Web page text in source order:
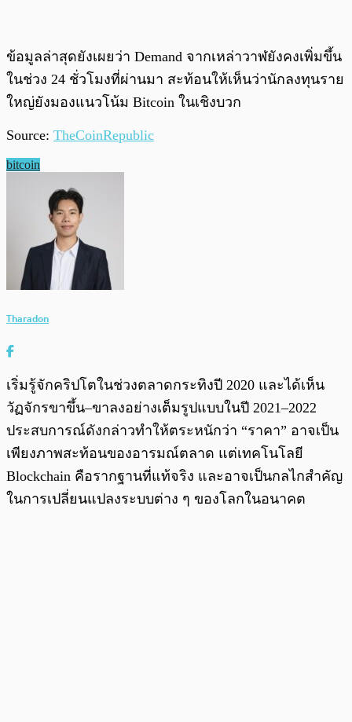
ข้อมูลล่าสุดยังเผยว่า Demand จากเหล่าวาฬยังคงเพิ่มขึ้น
ในช่วง 24 ชั่วโมงที่ผ่านมา สะท้อนให้เห็นว่านักลงทุนราย
ใหญ่ยังมองแนวโน้ม Bitcoin ในเชิงบวก
Source: TheCoinRepublic
bitcoin
Tharadon
เริ่มรู้จักคริปโตในช่วงตลาดกระทิงปี 2020 และได้เห็น
วัฏจักรขาขึ้น–ขาลงอย่างเต็มรูปแบบในปี 2021–2022
ประสบการณ์ดังกล่าวทำให้ตระหนักว่า “ราคา” อาจเป็น
เพียงภาพสะท้อนของอารมณ์ตลาด แต่เทคโนโลยี
Blockchain คือรากฐานที่แท้จริง และอาจเป็นกลไกสำคัญ
ในการเปลี่ยนแปลงระบบต่าง ๆ ของโลกในอนาคต